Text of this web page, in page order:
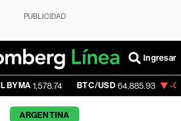
PUBLICIDAD
Ingresar
BTC/USD 64,885.93 -0.08%
ARGENTINA